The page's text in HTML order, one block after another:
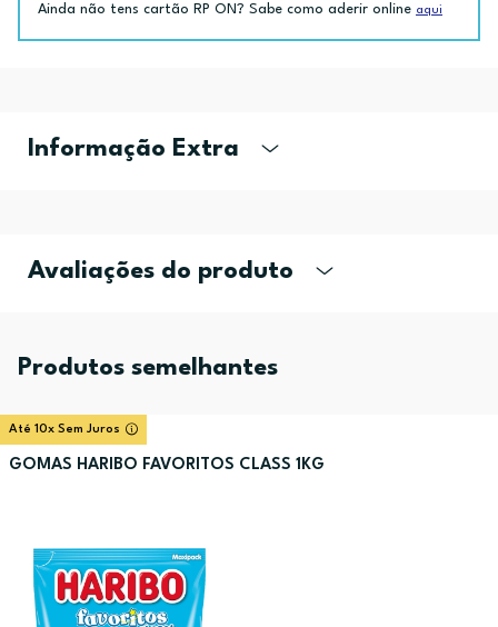
Ainda não tens cartão RP ON? Sabe como aderir online aqui
Informação Extra
Avaliações do produto
Produtos semelhantes
Até 10x Sem Juros
GOMAS HARIBO FAVORITOS CLASS 1KG